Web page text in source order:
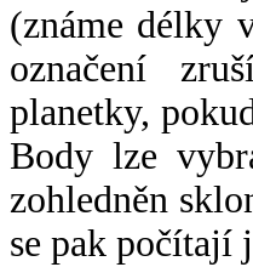
(známe délky
označení
planetky,
Body lze
zohledněn
se pak počítají